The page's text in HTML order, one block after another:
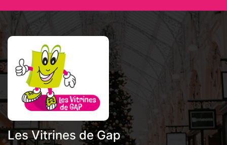
Les Vitrines de Gap